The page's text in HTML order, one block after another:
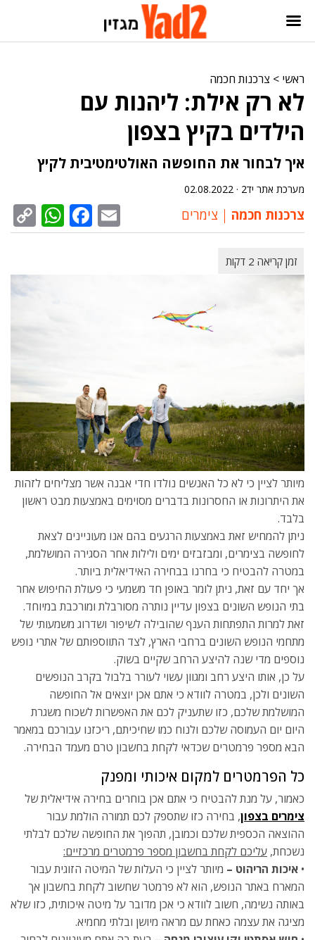
ראשי > צרכנות חכמה
לא רק אילת: ליהנות עם
הילדים בקיץ בצפון
איך לבחור את החופשה האולטימטיבית לקיץ
מערכת אתר יד2 · 02.08.2022
צרכנות חכמה צימרים Email
מיותר לציין כי לא כל האנשים נולדו חדי אבנה אשר מצליחים לזהות
את היתרונות או החסרונות בדברים מסוימים באמצעות מבט ראשון
בלבד.
ניתן להמחיש זאת באמצעות הרגעים בהם אנו מעוניינים לצאת
לחופשה בצימרים, ומבזבזים ימים ולילות אחר הסגירה המושלמת,
במטרה להבטיח כי בחרנו בבחירה האידיאלית ביותר.
אך יחד עם זאת, ניתן לומר באופן חד משמעי כי פעולת החיפוש אחר
בתי הנופש השונים בצפון עדיין נותרה מסורבלת ומורכבת במיוחד.
זאת למרות התפתחות הענף שהובילה לשיפור ושדרוג משמעותי של
מתחמי הנופש השונים ברחבי הארץ, לצד התווספותם של אתרי נופש
נוספים מדי שנה להיצע הרחב שקיים בשוק.
על כן, אותו היצע רחב ומגוון עשוי לעורר בלבול בקרב הנופשים
השונים ולכן, במטרה לוודא כי אתם אכן יוצאים אל החופשה
המושלמת שלכם, כזו שתעניק לכם את האפשרות לשכוח משגרת
היום יום העמוסה שלכם ולנוח כמו שחיכיתם, ריכזנו עבורכם במאמר
הבא מספר פרמטרים שכדאי לקחת בחשבון טרם מעמד הבחירה.
כל הפרמטרים למקום איכותי ומפנק
כאמור, על מנת להבטיח כי אתם אכן בוחרים בחירה אידיאלית של
צימרים בצפון, בחירה כזו שתספק לכם תמורה הולמת עבור
ההוצאה הכספית שלכם וכמובן, תהפוך את החופשה שלכם לבלתי
נשכחת, עליכם לקחת בחשבון מספר פרמטרים מרכזיים:
• איכות הריהוט – מיותר לציין כי העלות של המיטה הזוגית עבור
המארח באתר הנופש, הוא לא פרמטר שחשוב לקחת בחשבון אך
באותה נשימה, חשוב לוודא כי אכן מדובר על מיטה איכותית, כזו שלא
מציגה את עצמה כאחת עם מראה מיושן ובלתי מחמיא.